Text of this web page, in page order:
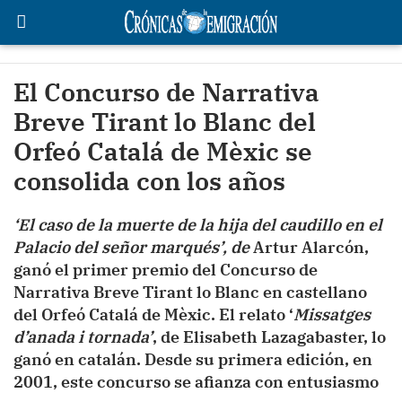
El Concurso de Narrativa
Breve Tirant lo Blanc del
Orfeó Catalá de Mèxic se
consolida con los años
‘El caso de la muerte de la hija del caudillo en el
Palacio del señor marqués’, deArtur Alarcón,
ganó el primer premio del Concurso de
Narrativa Breve Tirant lo Blanc en castellano
del Orfeó Catalá de Mèxic. El relato ‘Missatges
d’anada i tornada’, de Elisabeth Lazagabaster, lo
ganó en catalán. Desde su primera edición, en
2001, este concurso se afianza con entusiasmo